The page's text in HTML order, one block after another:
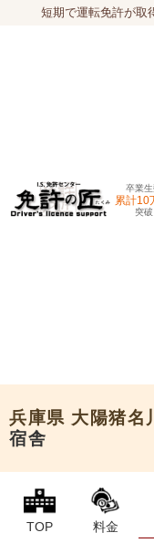
短期で運転免許が取
卒業
累計10
突破
兵庫県 大陽猪名
宿舎
TOP 料金